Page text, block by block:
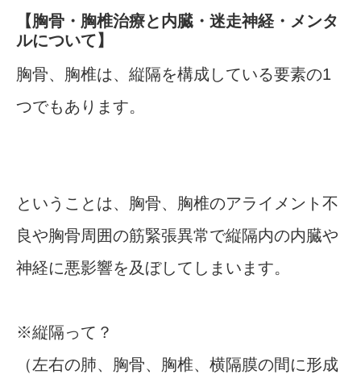
【胸骨・胸椎治療と内臓・迷走神経・メンタ
ルについて】
胸骨、胸椎は、縦隔を構成している要素の1
つでもあります。
ということは、胸骨、胸椎のアライメント不
良や胸骨周囲の筋緊張異常で縦隔内の内臓や
神経に悪影響を及ぼしてしまいます。
※縦隔って？
（左右の肺、胸骨、胸椎、横隔膜の間に形成